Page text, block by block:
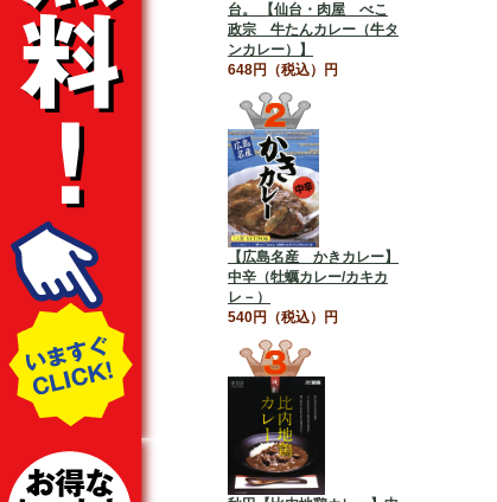
台。 【仙台・肉屋 べこ
政宗 牛たんカレー（牛タ
ンカレー）】
648円（税込）円
【広島名産 かきカレー】
中辛（牡蠣カレー/カキカ
レ－）
540円（税込）円